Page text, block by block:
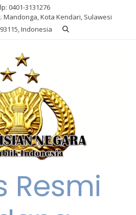
0401-3131276
Mandonga, Kota Kendari, Sulawesi
Indonesia
Resmi